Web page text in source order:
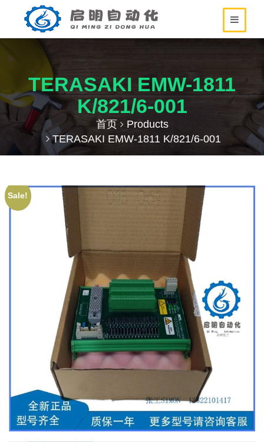
TERASAKI EMW-1811
K/821/6-001
首页
Products
TERASAKI EMW-1811 K/821/6-001
Sale!